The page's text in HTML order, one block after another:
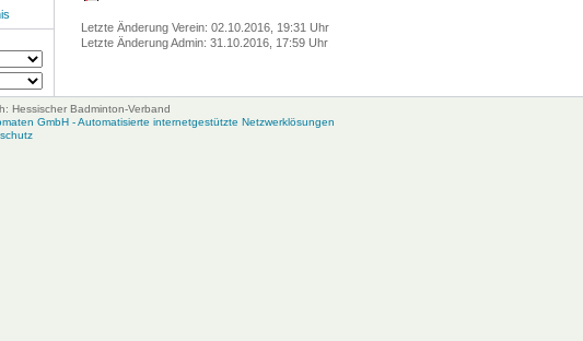
Letzte Änderung Verein: 02.10.2016, 19:31 Uhr
Letzte Änderung Admin: 31.10.2016, 17:59 Uhr
Hessischer Badminton-Verband
GmbH - Automatisierte internetgestützte Netzwerklösungen